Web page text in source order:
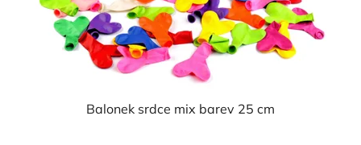
Balonek srdce mix barev 25 cm